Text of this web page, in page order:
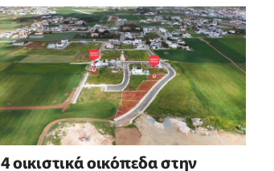
4 οικιστικά οικόπεδα στην